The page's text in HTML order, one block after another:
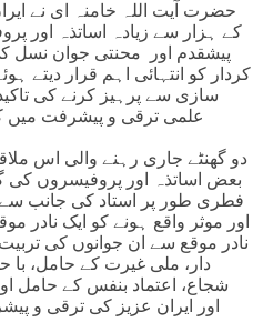
حضرت آیت اللہ خامنہ ای نے
کے ہزار سے زیادہ اساتذہ اور
پیشقدم اور محنتی جوان نسل
کردار کو انتہائی اہم قرار دیتے
سازی سے پرہیز کرنے کی
علمی ترقی و پیشرفت
دو گھنٹے جاری رہنے والی اس
بعض اساتذہ اور پروفیسروں کی
فطری طور پر استاد کی جانب سے
اور موثر واقع ہونے کو ایک نادر
نادر موقع سے ان جوانوں کی تربیت
دار، ملی غیرت کے حامل، با
شجاع، اعتماد بنفس کے حامل
اور ایران عزیز کی ترقی و